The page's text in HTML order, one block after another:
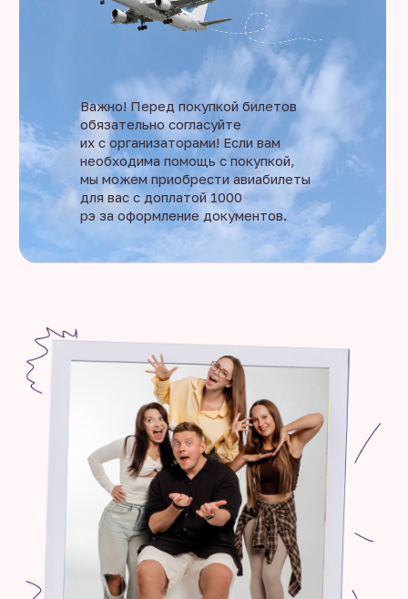
Важно! Перед покупкой билетов
обязательно согласуйте
их с организаторами! Если вам
необходима помощь с покупкой,
мы можем приобрести авиабилеты
для вас с доплатой 1000
рэ за оформление документов.